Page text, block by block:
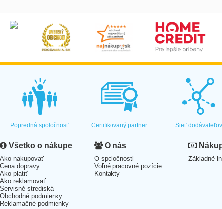
Popredná spoločnosť Certifikovaný partner Sieť dodávateľov
Všetko o nákupe
Ako nakupovať
Cena dopravy
Ako platiť
Ako reklamovať
Servisné strediská
Obchodné podmienky
Reklamačné podmienky
O nás
O spoločnosti
Voľné pracovné pozície
Kontakty
Základné